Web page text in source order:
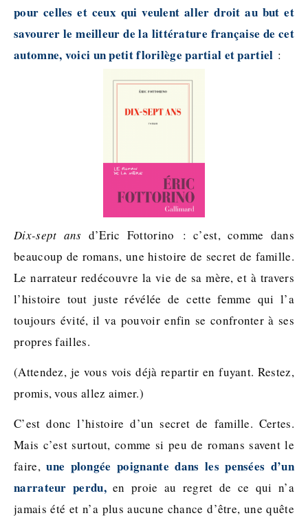
pour celles et ceux qui veulent aller droit au but et
savourer le meilleur de la littérature française de cet
automne, voici un petit florilège partial et partiel :
Dix-sept ans d’Eric Fottorino : c’est, comme dans
beaucoup de romans, une histoire de secret de famille.
Le narrateur redécouvre la vie de sa mère, et à travers
l’histoire tout juste révélée de cette femme qui l’a
toujours évité, il va pouvoir enfin se confronter à ses
propres failles.
(Attendez, je vous vois déjà repartir en fuyant. Restez,
promis, vous allez aimer.)
C’est donc l’histoire d’un secret de famille. Certes.
Mais c’est surtout, comme si peu de romans savent le
faire,une plongée poignante dans les pensées d’un
narrateur perdu,en proie au regret de ce qui n’a
jamais été et n’a plus aucune chance d’être, une quête